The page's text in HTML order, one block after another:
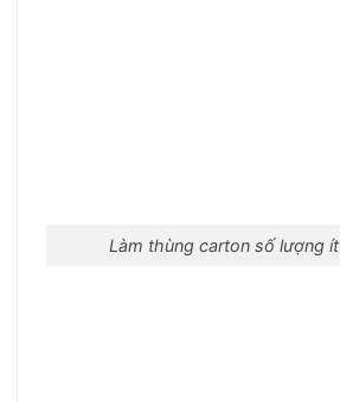
Làm thùng carton số lượng